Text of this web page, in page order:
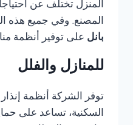
المنزل تختلف عن
المصنع. وفي جميع هذه
بانل على توفير أنظمة
للمنازل والفلل
توفر الشركة أنظمة
السكنية، تساعد على